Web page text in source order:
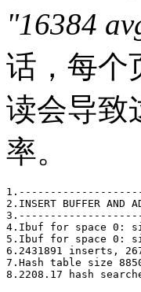
"16384
话，每个
读会导致
率。
2.INSERT BUFFER AND
4.Ibuf for space 0:
5.Ibuf for space 0:
6.2431891 inserts,
7.Hash table size